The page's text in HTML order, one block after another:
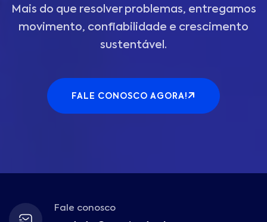
Mais do que resolver problemas, entregamos
movimento, confiabilidade e crescimento
sustentável.
FALE CONOSCO AGORA!
Fale conosco